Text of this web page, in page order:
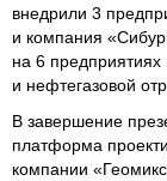
внедрили 3
и компания
на 6 предприятиях
и нефтегазовой
В завершение
платформа
компании